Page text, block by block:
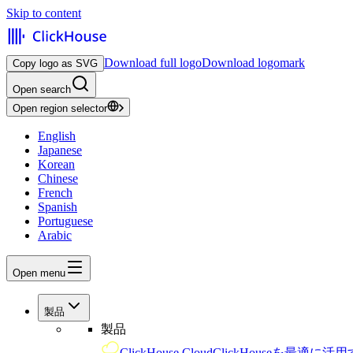
Skip to content
Copy logo as SVG Download full logoDownload logomark
Open search
Open region selector
English
Japanese
Korean
Chinese
French
Spanish
Portuguese
Arabic
Open menu
製品
製品